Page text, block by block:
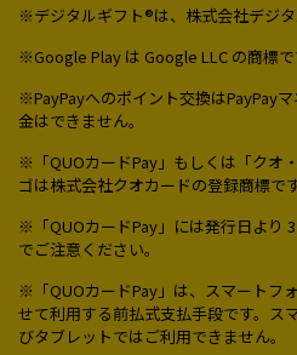
※デジタルギフト®は、株式会社デジタ
※Google Play は Google LLC の商標で
※PayPayへのポイント交換はPayPay
金はできません。
※「QUOカードPay」もしくは「クオ
ゴは株式会社クオカードの登録商標です
※「QUOカードPay」には発行日より
でご注意ください。
※「QUOカードPay」は、スマートフ
せて利用する前払式支払手段です。ス
びタブレットではご利用できません。